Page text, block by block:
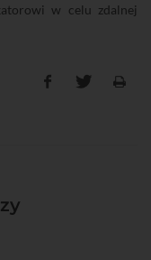
w celu zdalnej